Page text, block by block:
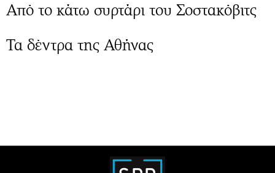
Από το κάτω συρτάρι του Σοστακόβιτς
Τα δέντρα της Αθήνας